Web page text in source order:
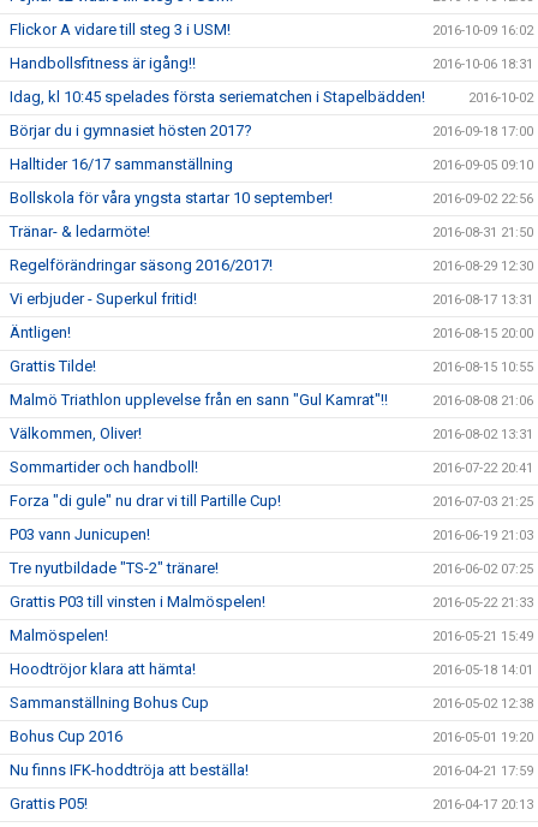
Flickor A vidare till steg 3 i USM! 2016-10-09 16:02
Handbollsfitness är igång!! 2016-10-06 18:31
Idag, kl 10:45 spelades första seriematchen i Stapelbädden! 2016-10-02
Börjar du i gymnasiet hösten 2017? 2016-09-18 17:00
Halltider 16/17 sammanställning 2016-09-05 09:10
Bollskola för våra yngsta startar 10 september! 2016-09-02 22:56
Tränar- & ledarmöte! 2016-08-31 21:50
Regelförändringar säsong 2016/2017! 2016-08-29 12:30
Vi erbjuder - Superkul fritid! 2016-08-17 13:31
Äntligen! 2016-08-15 20:00
Grattis Tilde! 2016-08-15 10:55
Malmö Triathlon upplevelse från en sann "Gul Kamrat"!! 2016-08-08 21:06
Välkommen, Oliver! 2016-08-02 13:31
Sommartider och handboll! 2016-07-22 20:41
Forza "di gule" nu drar vi till Partille Cup! 2016-07-03 21:25
P03 vann Junicupen! 2016-06-19 21:03
Tre nyutbildade "TS-2" tränare! 2016-06-02 07:25
Grattis P03 till vinsten i Malmöspelen! 2016-05-22 21:33
Malmöspelen! 2016-05-21 15:49
Hoodtröjor klara att hämta! 2016-05-18 14:01
Sammanställning Bohus Cup 2016-05-02 12:38
Bohus Cup 2016 2016-05-01 19:20
Nu finns IFK-hoddtröja att beställa! 2016-04-21 17:59
Grattis P05! 2016-04-17 20:13